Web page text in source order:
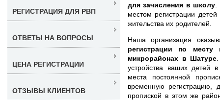
для зачисления в школу.
местом регистрации
жительства их родителей.
Наша организация
регистрации по
микрорайонах в Шатуре
устройства ваших детей
места постоянной
временную регистрацию,
пропиской в этом же
РЕГИСТРАЦИЯ ДЛЯ РВП
ОТВЕТЫ НА ВОПРОСЫ
ЦЕНА РЕГИСТРАЦИИ
ОТЗЫВЫ КЛИЕНТОВ